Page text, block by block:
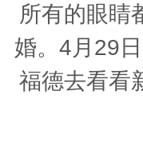
所有的眼睛
婚。4月29
福德去看看